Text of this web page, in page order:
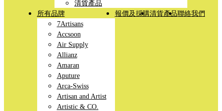
清貨產品
所有品牌
7Artisans
Accsoon
Air Supply
Allianz
Amaran
Aputure
Arca-Swiss
Artisan and Artist
Artistic & CO.
報價及採購清貨產品聯絡我們